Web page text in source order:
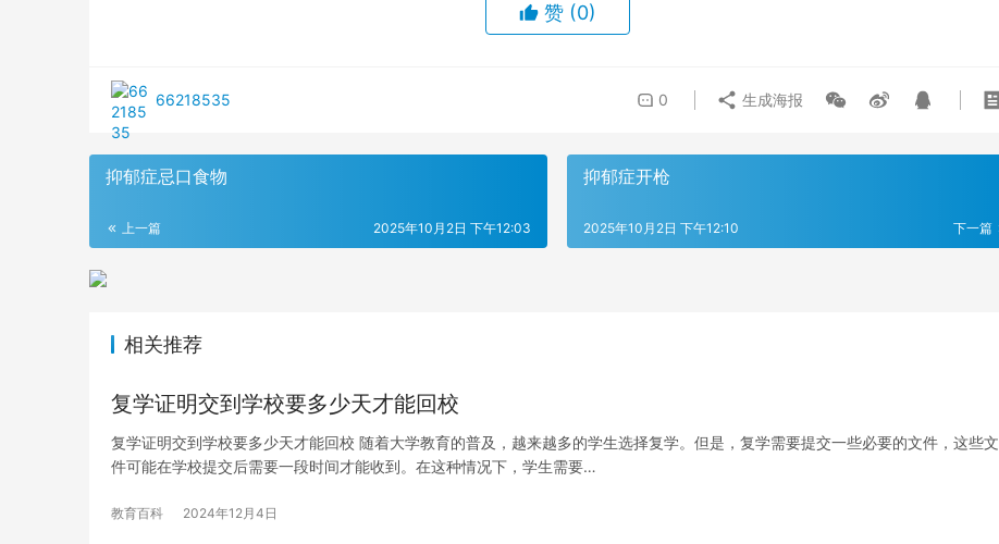
赞 (0)
66218535 0 生成海报
抑郁症忌口食物
上一篇 2025年10月2日 下午12:03
抑郁症开枪
下一篇
2025年10月2日 下午12:10
相关推荐
复学证明交到学校要多少天才能回校
复学证明交到学校要多少天才能回校 随着大学教育的普及，越来越多的学生选择复学。但是，复学需要提交一些必要的文件，这些文
件可能在学校提交后需要一段时间才能收到。在这种情况下，学生需要…
教育百科 2024年12月4日